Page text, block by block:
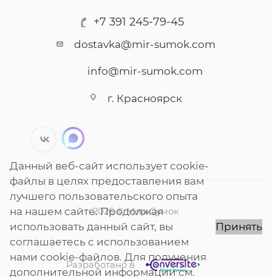
+7 391 245-79-45
dostavka@mir-sumok.com
info@mir-sumok.com
г. Красноярск
2026 © Мир Сумок
Разработано в
Данный веб-сайт использует cookie-
файлы в целях предоставления вам
лучшего пользовательского опыта
на нашем сайте. Продолжая
использовать данный сайт, вы
соглашаетесь с использованием
нами cookie-файлов. Для получения
дополнительной информации см.
Принять